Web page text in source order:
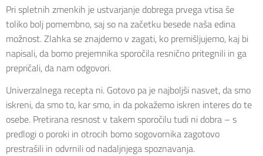
Pri spletnih zmenkih je ustvarjanje dobrega prvega vtisa še
toliko bolj pomembno, saj so na začetku besede naša edina
možnost. Zlahka se znajdemo v zagati, ko premišljujemo, kaj bi
napisali, da bomo prejemnika sporočila resnično pritegnili in ga
prepričali, da nam odgovori.
Univerzalnega recepta ni. Gotovo pa je najboljši nasvet, da smo
iskreni, da smo to, kar smo, in da pokažemo iskren interes do te
osebe. Pretirana resnost v takem sporočilu tudi ni dobra – s
predlogi o poroki in otrocih bomo sogovornika zagotovo
prestrašili in odvrnili od nadaljnjega spoznavanja.